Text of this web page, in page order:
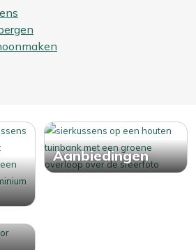
Aanbiedingen